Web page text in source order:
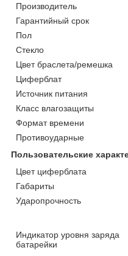
Производитель
Гарантийный срок
Пол
Стекло
Цвет браслета/ремешка
Циферблат
Источник питания
Класс влагозащиты
Формат времени
Противоударные
Пользовательские
Цвет циферблата
Габариты
Ударопрочность
Индикатор уровня заряда
батарейки